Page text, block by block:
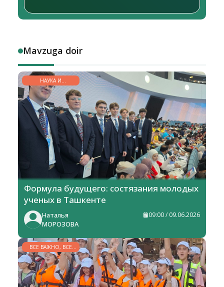
Mavzuga doir
НАУКА И
ОБРАЗОВАНИЕ
Формула будущего: состязания молодых
ученых в Ташкенте
Наталья
МОРОЗОВА
09:00 / 09.06.2026
ВСЕ ВАЖНО, ВСЕ
НУЖНО